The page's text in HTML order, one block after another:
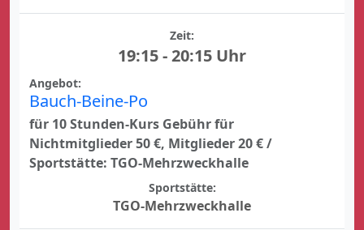
Zeit:
19:15 - 20:15 Uhr
Angebot:
Bauch-Beine-Po
für 10 Stunden-Kurs Gebühr für
Nichtmitglieder 50 €, Mitglieder 20 € /
Sportstätte: TGO-Mehrzweckhalle
Sportstätte:
TGO-Mehrzweckhalle